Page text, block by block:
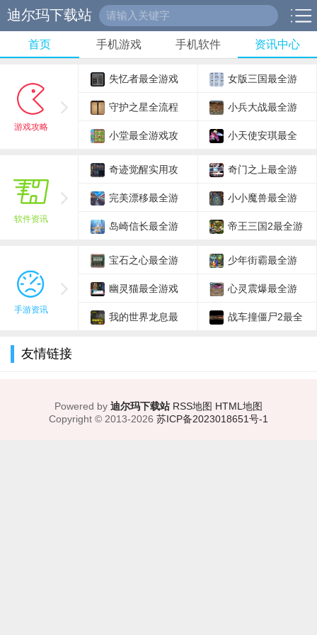
迪尔玛下载站
首页 手机游戏 手机软件 资讯中心
游戏攻略
攻略解说_失忆者最
新游戏技巧通关
女版三国最全游
戏攻略解说_女版三
国最新游戏技巧通关
攻略解说_守护之星
最新通关技巧汇总
小兵大战最全游
戏攻略解说_小兵大
战最新游戏技巧通关
略解说_小堂最新游
戏技巧通关
小天使安琪最全
游戏攻略解说_小天
使安琪最新游戏技巧
通关
软件资讯
略大全_奇迹觉醒最
新技巧助通关
奇门之上最全游
戏攻略解析_奇门之
上最新玩法技巧通关
戏攻略解说_完美漂
移最新游戏技巧通关
小小魔兽最全游
戏攻略解说_小小魔
兽最新游戏技巧通关
戏攻略解说_岛崎信
长最新游戏技巧通关
帝王三国2最全游
戏攻略解说_帝王三
国2最新游戏技巧通
关
手游资讯
戏攻略解说_宝石之
心最新游戏技巧通关
戏攻略解说_少年街
霸最新游戏技巧通关
攻略解说_幽灵猫最
心灵震爆最全游
戏攻略解说_心灵震
技巧通关
战车撞僵尸2最全
巧通关
友情链接
Powered by 迪尔玛下载站 RSS地图 HTML地图
Copyright © 2013-2026 苏ICP备2023018651号-1